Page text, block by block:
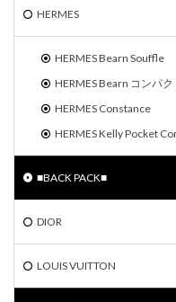
HERMES
HERMES Bearn Souffle
HERMES Bearn コンパ
HERMES Constance
HERMES Kelly Pocket
■BACK PACK■
DIOR
LOUIS VUITTON